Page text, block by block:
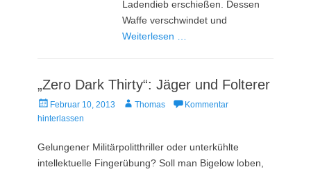
Ladendieb erschießen. Dessen
Waffe verschwindet und
Weiterlesen …
„Zero Dark Thirty“: Jäger und Folterer
Veröffentlicht
am
Februar 10, 2013 AutorThomas
Kommentar
hinterlassen
Gelungener Militärpolitthriller oder unterkühlte
intellektuelle Fingerübung? Soll man Bigelow loben,